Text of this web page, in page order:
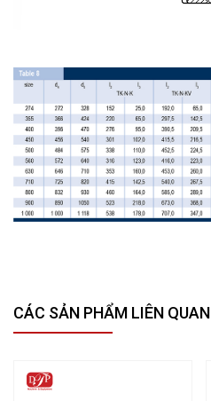
CÁC SẢN PHẨM LIÊN QUAN